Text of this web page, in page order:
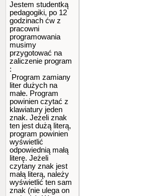
Jestem studentką
pedagogiki, po 12
godzinach ćw z
pracowni
programowania
musimy
przygotować na
zaliczenie program
:
Program zamiany
liter dużych na
małe. Program
powinien czytać z
klawiatury jeden
znak. Jeżeli znak
ten jest dużą literą,
program powinien
wyświetlić
odpowiednią małą
literę. Jeżeli
czytany znak jest
małą literą, należy
wyświetlić ten sam
znak (nie ulega on